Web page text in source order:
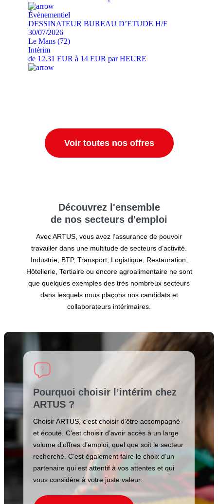
Évènementiel
DESSINATEUR BUREAU D’ETUDE H/F
30/07/2026
Le Mans (72)
Intérim
de 12.31 EUR à 14 EUR par HEURE
Voir toutes nos offres
Découvrez l'ensemble
de nos secteurs d'emploi
Avec ARTUS, vous avez l’assurance de pouvoir
travailler dans une multitude de secteurs d’activité.
Industrie, BTP, Transport, Logistique, Restauration,
Hôtellerie, Tertiaire ou encore agroalimentaire ne sont
que quelques exemples des très nombreux secteurs
dans lesquels nous plaçons nos candidats et
collaborateurs intérimaires.
Pourquoi choisir l’intérim chez
ARTUS ?
Choisir ARTUS, c’est choisir d’être accompagné
et écouté. C’est choisir d’avoir accès à un large
volume d’offres d’emploi, quel que soit le secteur
recherché. C’est également faire le choix d’un
partenaire qui est attentif à vos attentes et qui
vous considère à votre juste valeur.